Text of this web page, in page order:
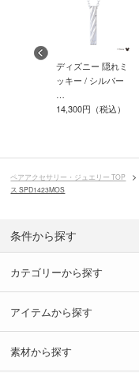
ディズニー 隠れミ
ッキー / シルバー
…
14,300円（税込）
ペアアクセサリー・ジュエリー TOP
ス SPD1423MOS
条件から探す
カテゴリーから探す
アイテムから探す
素材から探す